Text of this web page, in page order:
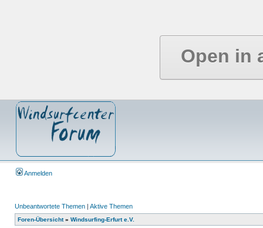
Open in
Anmelden
Unbeantwortete Themen | Aktive Themen
Foren-Übersicht» Windsurfing-Erfurt e.V.